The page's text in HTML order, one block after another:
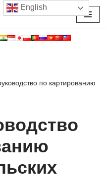
по картированию
English